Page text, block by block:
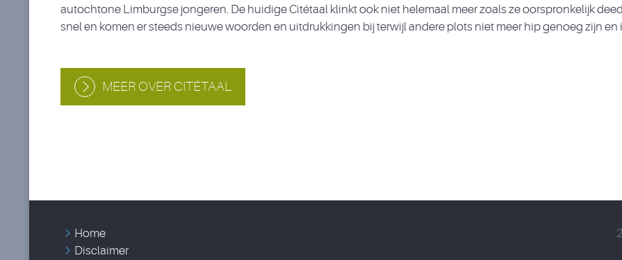
autochtone Limburgse jongeren. De huidige Citétaal klinkt ook niet helemaal meer zoals ze oorspronkelijk
snel en komen er steeds nieuwe woorden en uitdrukkingen bij terwijl andere plots niet meer hip genoeg zijn en
MEER OVER CITÉTAAL
Home
Disclaimer